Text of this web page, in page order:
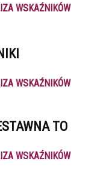
WSKAŹNIKÓW
WSKAŹNIKÓW
TO
WSKAŹNIKÓW